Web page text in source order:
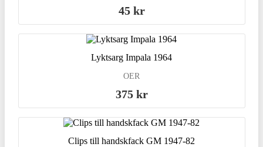
45 kr
Lyktsarg Impala 1964
OER
375 kr
Clips till handskfack GM 1947-82